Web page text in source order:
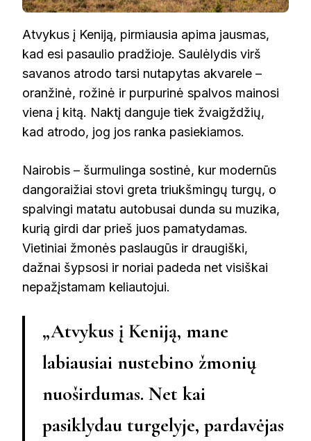
Atvykus į Keniją, pirmiausia apima jausmas,
kad esi pasaulio pradžioje. Saulėlydis virš
savanos atrodo tarsi nutapytas akvarele –
oranžinė, rožinė ir purpurinė spalvos mainosi
viena į kitą. Naktį danguje tiek žvaigždžių,
kad atrodo, jog jos ranka pasiekiamos.
Nairobis – šurmulinga sostinė, kur modernūs
dangoraižiai stovi greta triukšmingų turgų, o
spalvingi matatu autobusai dunda su muzika,
kurią girdi dar prieš juos pamatydamas.
Vietiniai žmonės paslaugūs ir draugiški,
dažnai šypsosi ir noriai padeda net visiškai
nepažįstamam keliautojui.
„Atvykus į Keniją, mane
labiausiai nustebino žmonių
nuoširdumas. Net kai
pasiklydau turgelyje, pardavėjas